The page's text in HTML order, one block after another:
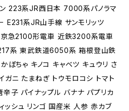
223系JR西日本 7000系パノラマ
系JR山手線 サンモリッツ
急2100形電車 近鉄3200系電車
系 東武鉄道6050系 箱根登山鉄
ちゃ キノコ キャベツ キュウリ さ
ガニ たまねぎ トウモロコシ トマト
子 パイナップル バナナ パプリカ
ッシュ リンゴ 国産米 人参 赤カブ